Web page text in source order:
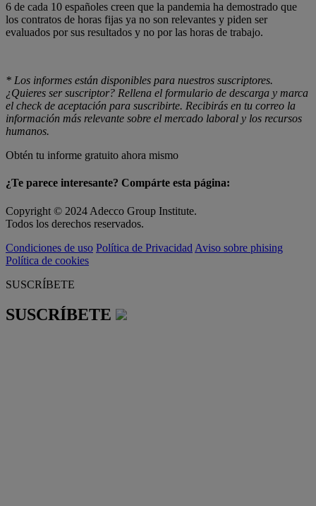
6 de cada 10 españoles creen que la pandemia ha demostrado que
los contratos de horas fijas ya no son relevantes y piden ser
evaluados por sus resultados y no por las horas de trabajo.
* Los informes están disponibles para nuestros suscriptores.
¿Quieres ser suscriptor? Rellena el formulario de descarga y marca
el check de aceptación para suscribirte. Recibirás en tu correo la
información más relevante sobre el mercado laboral y los recursos
humanos.
Obtén tu informe gratuito ahora mismo
¿Te parece interesante? Compárte esta página:
Copyright © 2024 Adecco Group Institute.
Todos los derechos reservados.
Condiciones de uso Política de Privacidad Aviso sobre phising
Política de cookies
SUSCRÍBETE
SUSCRÍBETE